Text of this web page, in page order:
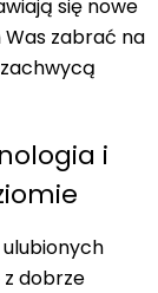
się nowe
Was zabrać na
i
ulubionych
z dobrze